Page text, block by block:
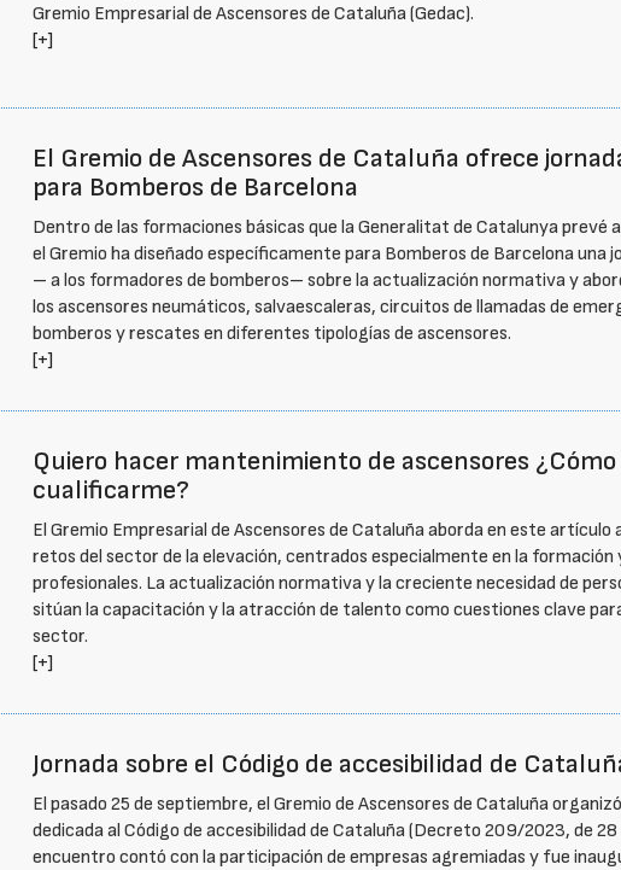
Gremio Empresarial de Ascensores de Cataluña (Gedac).
[+]
El Gremio de Ascensores de Cataluña ofrece
para Bomberos de Barcelona
Dentro de las formaciones básicas que la Generalitat de Catalunya prevé
el Gremio ha diseñado específicamente para Bomberos de Barcelona una
– a los formadores de bomberos– sobre la actualización normativa y
los ascensores neumáticos, salvaescaleras, circuitos de llamadas de
bomberos y rescates en diferentes tipologías de ascensores.
[+]
Quiero hacer mantenimiento de ascensores
cualificarme?
El Gremio Empresarial de Ascensores de Cataluña aborda en este artículo
retos del sector de la elevación, centrados especialmente en la formación
profesionales. La actualización normativa y la creciente necesidad de
sitúan la capacitación y la atracción de talento como cuestiones clave
sector.
[+]
Jornada sobre el Código de accesibilidad de
El pasado 25 de septiembre, el Gremio de Ascensores de Cataluña
dedicada al Código de accesibilidad de Cataluña (Decreto 209/2023, de 28
encuentro contó con la participación de empresas agremiadas y fue